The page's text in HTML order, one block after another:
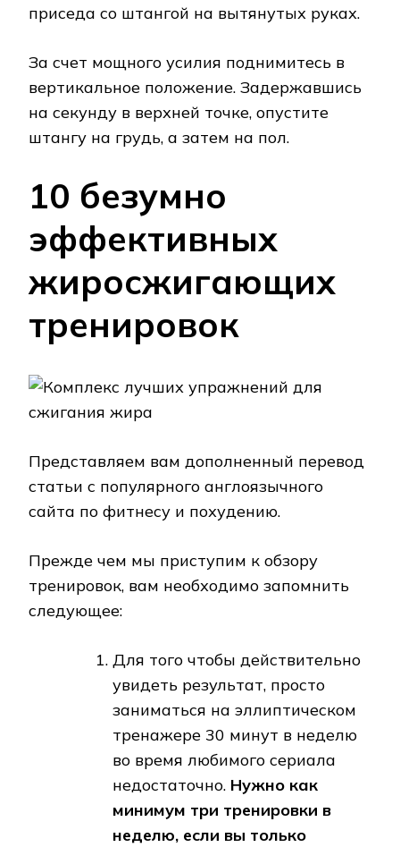
приседа со штангой на вытянутых руках.
За счет мощного усилия поднимитесь в
вертикальное положение. Задержавшись
на секунду в верхней точке, опустите
штангу на грудь, а затем на пол.
10 безумно
эффективных
жиросжигающих
тренировок
Представляем вам дополненный перевод
статьи с популярного англоязычного
сайта по фитнесу и похудению.
Прежде чем мы приступим к обзору
тренировок, вам необходимо запомнить
следующее:
Для того чтобы действительно
увидеть результат, просто
заниматься на эллиптическом
тренажере 30 минут в неделю
во время любимого сериала
недостаточно. Нужно как
минимум три тренировки в
неделю, если вы только